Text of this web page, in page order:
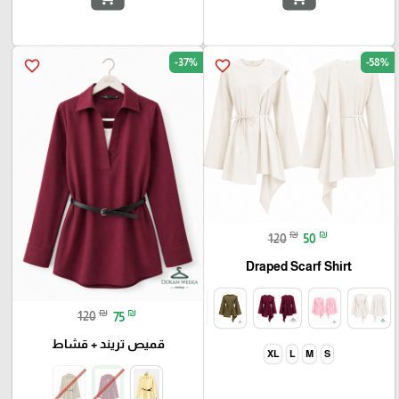
favorite_border -58%
120 ₪ 50 ₪
Draped Scarf Shirt
S
M
L
XL
favorite_border -37%
120 ₪ 75 ₪
قميص تريند + قشاط